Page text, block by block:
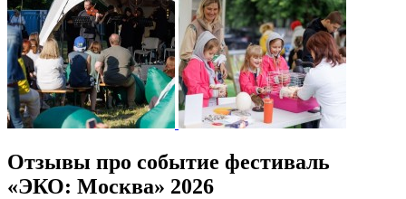
Отзывы про событие фестиваль
«ЭКО: Москва» 2026